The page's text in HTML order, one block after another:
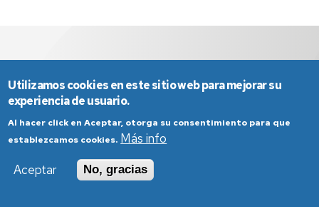
Aviso Legal
Condiciones generales de uso
Política de Privacidad
Utilizamos cookies en este sitio web para mejorar su
experiencia de usuario.
Al hacer click en Aceptar, otorga su consentimiento para que
establezcamos cookies. Más info
Aceptar
No, gracias